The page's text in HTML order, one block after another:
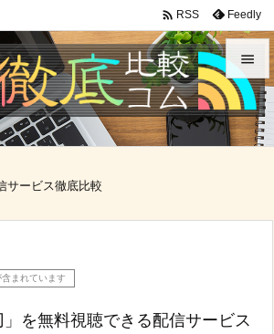


メニュ

 RSS Feedly
サービス徹底比較
まれています
を無料視聴できる配信サービス